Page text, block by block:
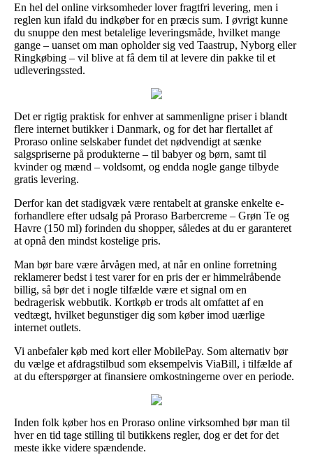
En hel del online virksomheder lover fragtfri levering, men i
reglen kun ifald du indkøber for en præcis sum. I øvrigt kunne
du snuppe den mest betalelige leveringsmåde, hvilket mange
gange – uanset om man opholder sig ved Taastrup, Nyborg eller
Ringkøbing – vil blive at få dem til at levere din pakke til et
udleveringssted.
Det er rigtig praktisk for enhver at sammenligne priser i blandt
flere internet butikker i Danmark, og for det har flertallet af
Proraso online selskaber fundet det nødvendigt at sænke
salgspriserne på produkterne – til babyer og børn, samt til
kvinder og mænd – voldsomt, og endda nogle gange tilbyde
gratis levering.
Derfor kan det stadigvæk være rentabelt at granske enkelte e-
forhandlere efter udsalg på Proraso Barbercreme – Grøn Te og
Havre (150 ml) forinden du shopper, således at du er garanteret
at opnå den mindst kostelige pris.
Man bør bare være årvågen med, at når en online forretning
reklamerer bedst i test varer for en pris der er himmelråbende
billig, så bør det i nogle tilfælde være et signal om en
bedragerisk webbutik. Kortkøb er trods alt omfattet af en
vedtægt, hvilket begunstiger dig som køber imod uærlige
internet outlets.
Vi anbefaler køb med kort eller MobilePay. Som alternativ bør
du vælge et afdragstilbud som eksempelvis ViaBill, i tilfælde af
at du efterspørger at finansiere omkostningerne over en periode.
Inden folk køber hos en Proraso online virksomhed bør man til
hver en tid tage stilling til butikkens regler, dog er det for det
meste ikke videre spændende.